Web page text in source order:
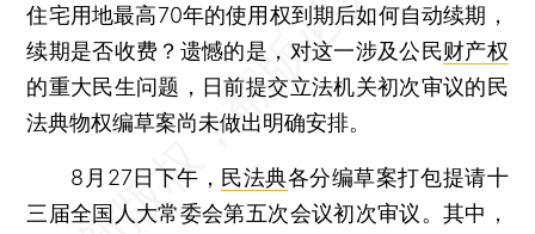
住宅用地最高70年的使用权到期后如何自动续期，
续期是否收费？遗憾的是，对这一涉及公民财产权
的重大民生问题，日前提交立法机关初次审议的民
法典物权编草案尚未做出明确安排。
8月27日下午， 民法典各分编草案打包提请十
三届全国人大常委会第五次会议初次审议。其中，